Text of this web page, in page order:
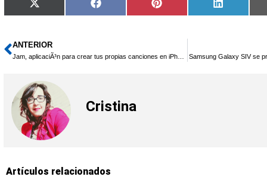
Compartir
en
X
(Twitter)
Compartir
en
Facebook
Compartir
en
Pinterest
Compartir
en
LinkedIn
Ant
ANTERIOR
Samsung Galaxy SIV se
Cristina
Artículos relacionados